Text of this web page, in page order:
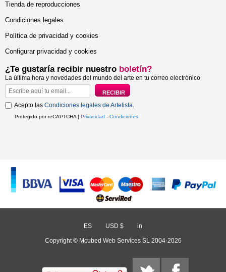
Tienda de reproducciones
Condiciones legales
Política de privacidad y cookies
Configurar privacidad y cookies
¿Te gustaría recibir nuestro boletín?
La última hora y novedades del mundo del arte en tu correo electrónico
Acepto las Condiciones legales de Artelista.
Protegido por reCAPTCHA | Privacidad - Condiciones
ES USD $ in
Copyright © Mcubed Web Services SL 2004-2026